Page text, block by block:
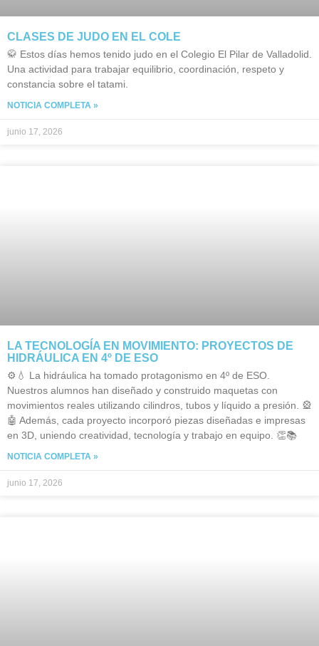
CLASES DE JUDO EN EL COLE
🥋 Estos días hemos tenido judo en el Colegio El Pilar de Valladolid.
Una actividad para trabajar equilibrio, coordinación, respeto y
constancia sobre el tatami.
NOTICIA COMPLETA »
junio 17, 2026
LA TECNOLOGÍA EN MOVIMIENTO: PROYECTOS DE
HIDRÁULICA EN 4º DE ESO
⚙️💧 La hidráulica ha tomado protagonismo en 4º de ESO.
Nuestros alumnos han diseñado y construido maquetas con
movimientos reales utilizando cilindros, tubos y líquido a presión. 🎡
🤖 Además, cada proyecto incorporó piezas diseñadas e impresas
en 3D, uniendo creatividad, tecnología y trabajo en equipo. 👏📚
NOTICIA COMPLETA »
junio 17, 2026